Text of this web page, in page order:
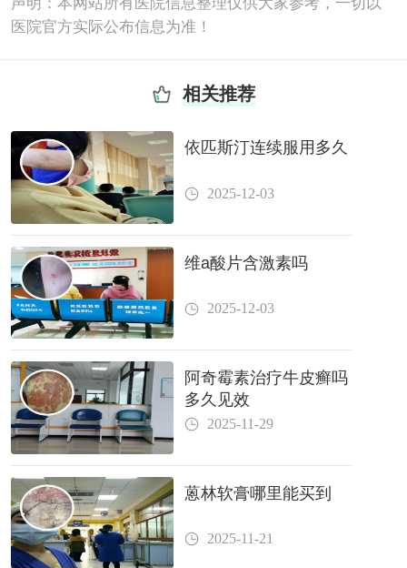
医院官方实际公布信息为准！
相关推荐
依匹斯汀连续服用多久
2025-12-03
维a酸片含激素吗
2025-12-03
阿奇霉素治疗牛皮癣吗
多久见效
2025-11-29
蒽林软膏哪里能买到
2025-11-21